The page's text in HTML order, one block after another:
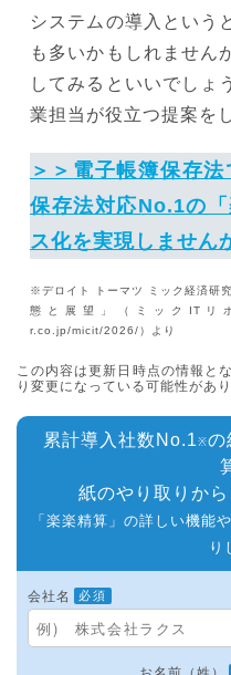
システムの導入という
も多いかもしれません
してみるといいでしょ
業担当が役立つ提案を
＞＞電子帳簿保存
保存法対応No.1の
ス化を実現しません
※デロイト トーマツ ミック経済研
態と展望」（ミックITリ
r.co.jp/micit/2026/）より
この内容は更新日時点の情報と
り変更になっている可能性があり
累計導入社数No.1※の
紙のやり取りか
「楽楽精算」の詳しい機能
り
会社名 必須